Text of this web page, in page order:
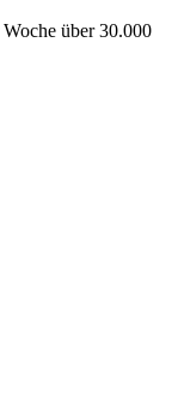
über 30.000